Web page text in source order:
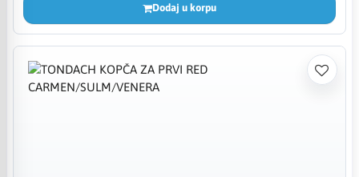
Dodaj u korpu